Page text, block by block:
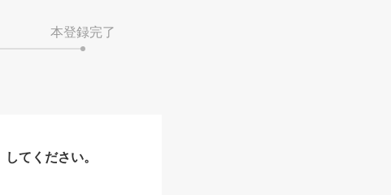
本登録完了
してください。